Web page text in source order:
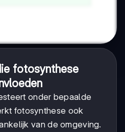
fotosynthese
onder bepaalde
fotosynthese ook
van de omgeving.